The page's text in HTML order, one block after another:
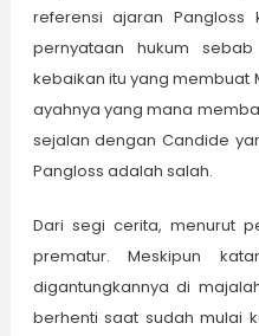
referensi ajaran Pangloss
pernyataan hukum
kebaikan itu yang membuat
ayahnya yang mana
sejalan dengan Candide
Pangloss adalah salah.
Dari segi cerita, menurut
prematur. Meskipun
digantungkannya di
berhenti saat sudah mulai